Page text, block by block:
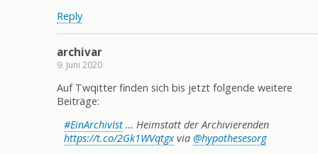
Reply
archivar
9. Juni 2020
Auf Twqitter finden sich bis jetzt folgende weitere
Beiträge:
#EinArchivIst … Heimstatt der Archivierenden
https://t.co/2Gk1WVqtgx via @hypothesesorg